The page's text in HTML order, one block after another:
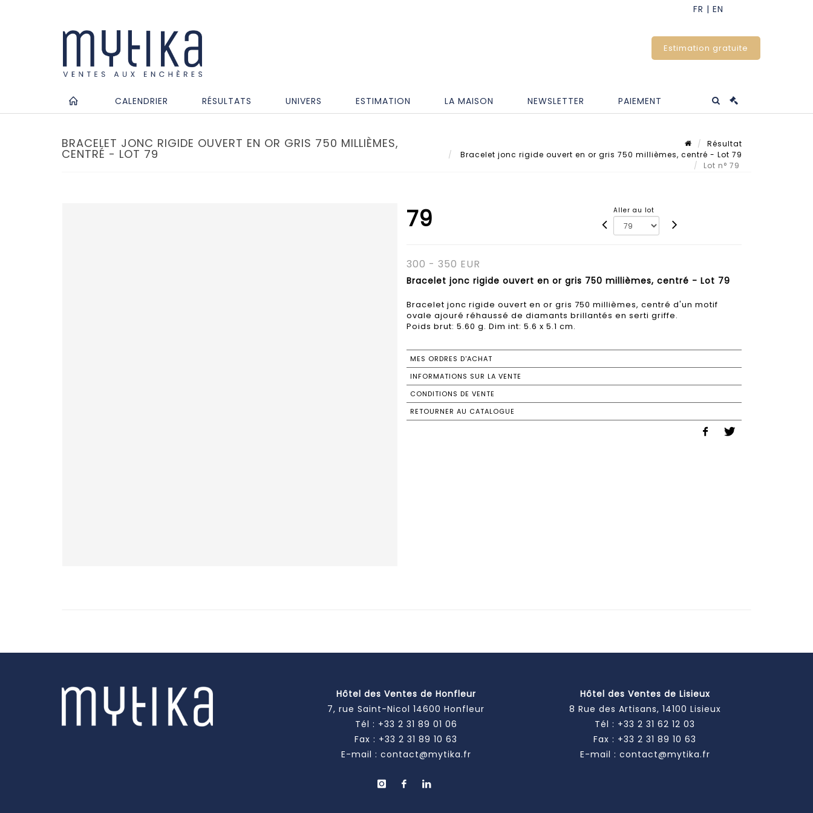
Estimation gratuite
CALENDRIER RÉSULTATS UNIVERS ESTIMATION LA MAISON NEWSLETTER PAIEMENT
BRACELET JONC RIGIDE OUVERT EN OR GRIS 750 MILLIÈMES,
CENTRÉ - LOT 79
Résultat
Bracelet jonc rigide ouvert en or gris 750 millièmes, centré - Lot 79
Lot n° 79
79 Aller au lot
300 - 350 EUR
Bracelet jonc rigide ouvert en or gris 750 millièmes, centré - Lot 79
Bracelet jonc rigide ouvert en or gris 750 millièmes, centré d'un motif
ovale ajouré réhaussé de diamants brillantés en serti griffe.
Poids brut: 5.60 g. Dim int: 5.6 x 5.1 cm.
MES ORDRES D'ACHAT
INFORMATIONS SUR LA VENTE
CONDITIONS DE VENTE
RETOURNER AU CATALOGUE
Hôtel des Ventes de Honfleur
7, rue Saint-Nicol 14600 Honfleur
Tél : +33 2 31 89 01 06
Fax : +33 2 31 89 10 63
E-mail : contact@mytika.fr
Hôtel des Ventes de Lisieux
8 Rue des Artisans, 14100 Lisieux
Tél : +33 2 31 62 12 03
Fax : +33 2 31 89 10 63
E-mail : contact@mytika.fr